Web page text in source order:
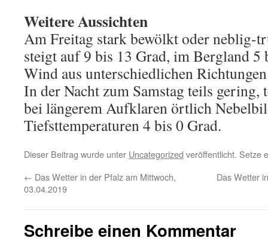
Weitere Aussichten
Am Freitag stark bewölkt oder neblig-
steigt auf 9 bis 13 Grad, im Bergland 5
Wind aus unterschiedlichen
In der Nacht zum Samstag teils gering,
bei längerem Aufklaren örtlich
Tiefsttemperaturen 4 bis 0 Grad.
Dieser Beitrag wurde unter Uncategorized veröffentlicht. Setze
← Das Wetter in der Pfalz am Mittwoch,
03.04.2019
Das Wetter
Schreibe einen Kommentar